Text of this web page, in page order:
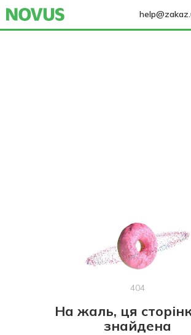
404
На жаль, ця
знайдена